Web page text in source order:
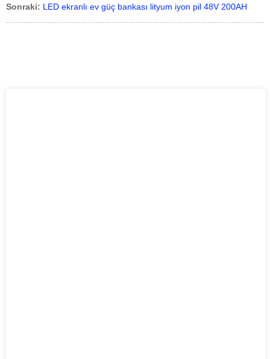
Sonraki: LED ekranlı ev güç bankası lityum iyon pil 48V 200AH